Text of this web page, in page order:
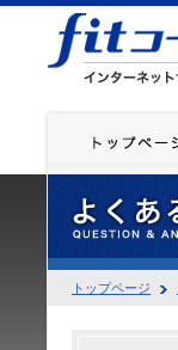
トップページ